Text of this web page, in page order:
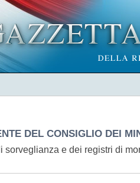
DEL CONSIGLIO DEI
sorveglianza e dei registri di